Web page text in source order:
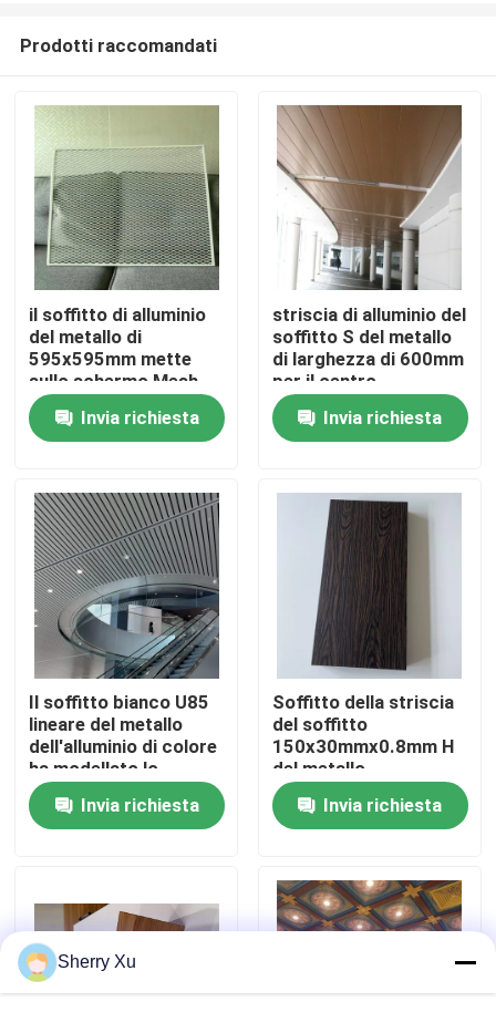
Casa
Prodotti
Video
Su di noi
Visita alla fabbrica
Controllo della qualità
Contattaci
Casi
Chiedi un preventivo
Prodotti raccomandati
il soffitto di alluminio
del metallo di
595x595mm mette
sullo schermo Mesh
Panel
Invia richiesta
striscia di alluminio del
soffitto S del metallo
di larghezza di 600mm
per il centro
commerciale
Invia richiesta
Il soffitto bianco U85
lineare del metallo
dell'alluminio di colore
ha modellato lo
spessore di 0.6mm
Invia richiesta
Soffitto della striscia
del soffitto
150x30mmx0.8mm H
del metallo
dell'alluminio di modo
Invia richiesta
Sherry Xu